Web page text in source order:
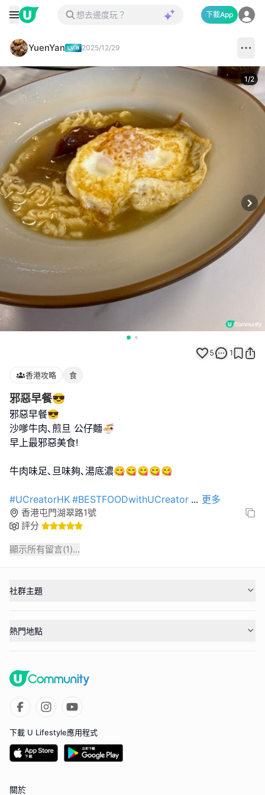
下載App
YuenYan 2025/12/29
1/2
5 1
香港攻略 食
邪惡早餐😎
邪惡早餐😎
沙嗲牛肉､煎旦 公仔麵🍜
早上最邪惡美食!
牛肉味足､旦味夠､湯底濃😋😋😋😋😋
#UCreatorHK #BESTFOODwithUCreator ... 更多
香港屯門湖翠路1號
評分
顯示所有留言(1)...
社群主題
熱門地點
下載 U Lifestyle應用程式
關於